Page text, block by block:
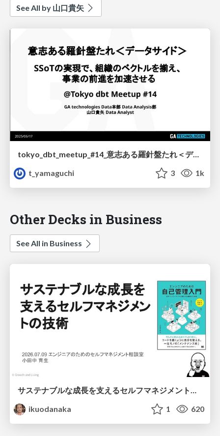
See All by 山口貴矢
tokyo_dbt_meetup_#14_意志ある羅針盤たれ＜データサイド＞
t_yamaguchi
3 1k
Other Decks in Business
See All in Business
ikuodanaka
1 620